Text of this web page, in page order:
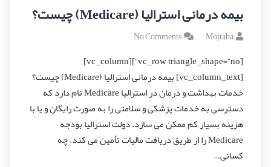
بیمه درمانی استرالیا (Medicare) چیست؟
Mojtaba
No Comments
[vc_row triangle_shape=”no”][vc_column]
[vc_column_text] بیمه درمانی استرالیا (Medicare) چیست؟
خدمات بهداشت و درمان در استرالیا Medicare نام دارد که
دسترسی به خدمات پزشکی و سلامتی را به صورت رایگان و یا با
هزینه بسیار کم ممکن می سازد. دولت استرالیا بودجه
Medicare را از طریق دریافت مالیات تأمین می کند. چه
کسانی…